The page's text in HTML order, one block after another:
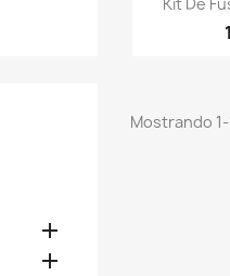


Kit De
Mostrando